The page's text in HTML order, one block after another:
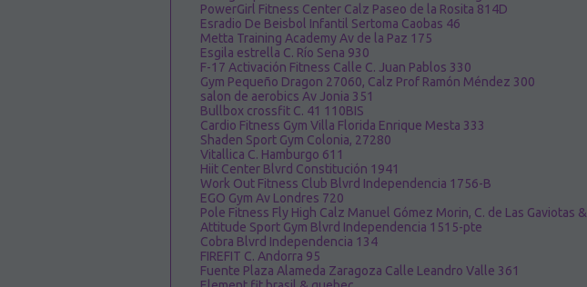
PowerGirl Fitness Center Calz Paseo de la Rosita 814D
Esradio De Beisbol Infantil Sertoma Caobas 46
Metta Training Academy Av de la Paz 175
Esgila estrella C. Río Sena 930
F-17 Activación Fitness Calle C. Juan Pablos 330
Gym Pequeño Dragon 27060, Calz Prof Ramón Méndez 300
salon de aerobics Av Jonia 351
Bullbox crossfit C. 41 110BIS
Cardio Fitness Gym Villa Florida Enrique Mesta 333
Shaden Sport Gym Colonia, 27280
Vitallica C. Hamburgo 611
Hiit Center Blvrd Constitución 1941
Work Out Fitness Club Blvrd Independencia 1756-B
EGO Gym Av Londres 720
Pole Fitness Fly High Calz Manuel Gómez Morin, C. de Las Gaviotas &
Attitude Sport Gym Blvrd Independencia 1515-pte
Cobra Blvrd Independencia 134
FIREFIT C. Andorra 95
Fuente Plaza Alameda Zaragoza Calle Leandro Valle 361